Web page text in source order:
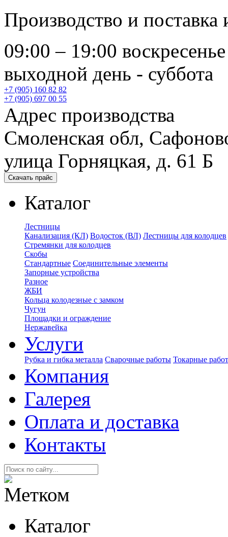
Производство и
09:00 – 19:00
выходной день - суббота
+7 (905) 160 82 82
+7 (905) 697 00 55
Адрес производства
Смоленская обл,
улица Горняцкая, д. 61 Б
Скачать прайс
Каталог
Лестницы
Канализация (КЛ) Водосток (ВЛ) Лестницы для колодцев
Стремянки для колодцев
Скобы
Стандартные Соединительные элементы
Запорные устройства
Разное
ЖБИ
Кольца колодезные с замком
Чугун
Площадки и ограждение
Нержавейка
Услуги
Рубка и гибка металла Сварочные работы Токарные
Компания
Галерея
Оплата и доставка
Контакты
Каталог